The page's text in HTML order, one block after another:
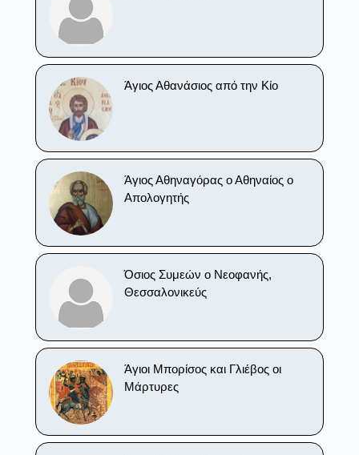
Άγιος Αθανάσιος από την Κίο
Άγιος Αθηναγόρας ο Αθηναίος ο
Απολογητής
Όσιος Συμεών ο Νεοφανής,
Θεσσαλονικεύς
Άγιοι Μπορίσος και Γλιέβος οι
Μάρτυρες